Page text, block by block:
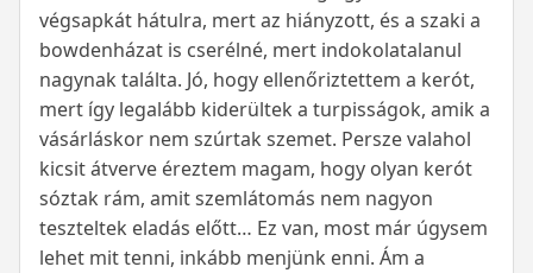
végsapkát hátulra, mert az hiányzott, és a szaki a
bowdenházat is cserélné, mert indokolatalanul
nagynak találta. Jó, hogy ellenőriztettem a kerót,
mert így legalább kiderültek a turpisságok, amik a
vásárláskor nem szúrtak szemet. Persze valahol
kicsit átverve éreztem magam, hogy olyan kerót
sóztak rám, amit szemlátomás nem nagyon
teszteltek eladás előtt… Ez van, most már úgysem
lehet mit tenni, inkább menjünk enni. Ám a